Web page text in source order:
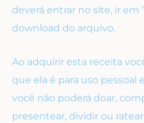
deverá entrar no site, ir em
download do arquivo.
Ao adquirir esta receita
que ela é para uso pessoal
você não poderá doar,
presentear, dividir ou